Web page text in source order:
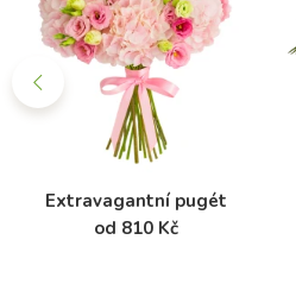
Extravagantní pugét
od 810 Kč